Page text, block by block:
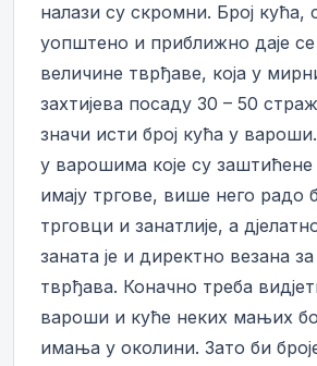
налази су скромни. Број кућа,
уопштено и приближно даје се
величине тврђаве, која у
захтијева посаду 30 – 50
значи исти број кућа у
у варошима које су
имају тргове, више него радо
трговци и занатлије, а
заната је и директно везана
тврђава. Коначно треба
вароши и куће неких мањих
имања у околини. Зато би